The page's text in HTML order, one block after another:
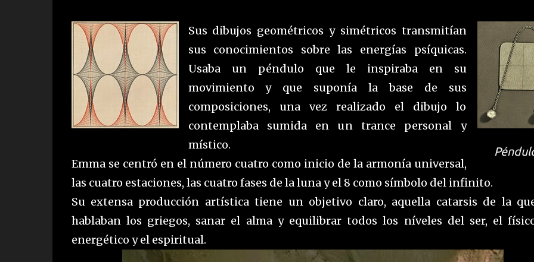
Sus dibujos geométricos y simétricos transmitían
sus conocimientos sobre las energías psíquicas.
Usaba un péndulo que le inspiraba en su
movimiento y que suponía la base de sus
composiciones, una vez realizado el dibujo lo
contemplaba sumida en un trance personal y
místico.
Emma se centró en el número cuatro como inicio de la armonía universal,
las cuatro estaciones, las cuatro fases de la luna y el 8 como símbolo del infinito.
Su extensa producción artística tiene un objetivo claro, aquella catarsis de la
hablaban los griegos, sanar el alma y equilibrar todos los níveles del ser, el
energético y el espiritual.